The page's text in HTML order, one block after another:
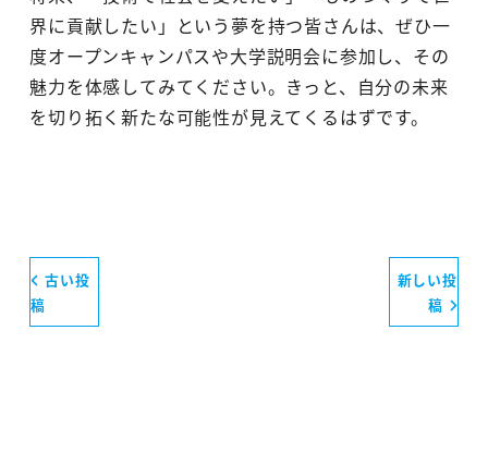
界に貢献したい」という夢を持つ皆さんは、ぜひ一
度オープンキャンパスや大学説明会に参加し、その
魅力を体感してみてください。きっと、自分の未来
を切り拓く新たな可能性が見えてくるはずです。
古い投
稿
新しい投
稿